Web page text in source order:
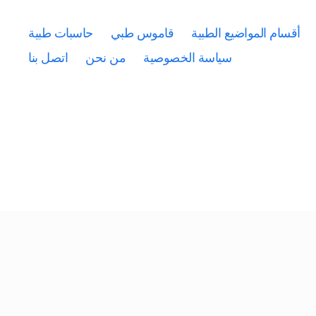
أقسام المواضيع الطبية قاموس طبي
حاسبات طبية
سياسة الخصوصية
من نحن اتصل بنا